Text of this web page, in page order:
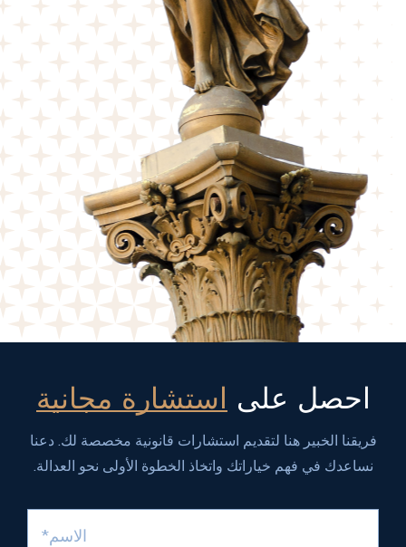
احصل على استشارة مجانية
فريقنا الخبير هنا لتقديم استشارات قانونية مخصصة لك. دعنا
نساعدك في فهم خياراتك واتخاذ الخطوة الأولى نحو العدالة.
الاسم*